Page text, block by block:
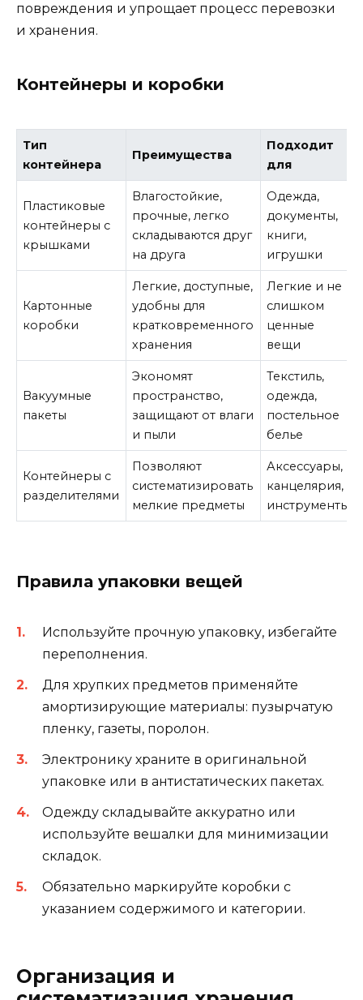
повреждения и упрощает процесс перевозки
и хранения.
Контейнеры и коробки
Тип
контейнера
Преимущества
Подходит
для
Пластиковые
контейнеры с
крышками
Влагостойкие,
прочные, легко
складываются друг
на друга
Одежда,
документы,
книги,
игрушки
Картонные
коробки
Легкие, доступные,
удобны для
кратковременного
хранения
Легкие и не
слишком
ценные
вещи
Вакуумные
пакеты
Экономят
пространство,
защищают от влаги
и пыли
Текстиль,
одежда,
постельное
белье
Контейнеры с
разделителями
Позволяют
систематизировать
мелкие предметы
Аксессуары,
канцелярия,
инструменты
Правила упаковки вещей
Используйте прочную упаковку, избегайте
переполнения.
Для хрупких предметов применяйте
амортизирующие материалы: пузырчатую
пленку, газеты, поролон.
Электронику храните в оригинальной
упаковке или в антистатических пакетах.
Одежду складывайте аккуратно или
используйте вешалки для минимизации
складок.
Обязательно маркируйте коробки с
указанием содержимого и категории.
Организация и